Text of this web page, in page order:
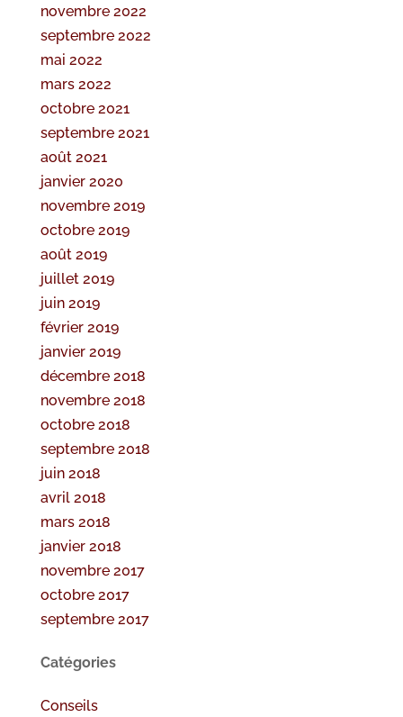
novembre 2022
septembre 2022
mai 2022
mars 2022
octobre 2021
septembre 2021
août 2021
janvier 2020
novembre 2019
octobre 2019
août 2019
juillet 2019
juin 2019
février 2019
janvier 2019
décembre 2018
novembre 2018
octobre 2018
septembre 2018
juin 2018
avril 2018
mars 2018
janvier 2018
novembre 2017
octobre 2017
septembre 2017
Catégories
Conseils